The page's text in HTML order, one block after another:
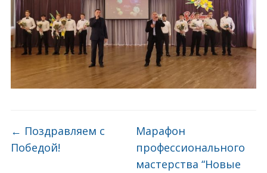
← Поздравляем с
Победой!
Марафон
профессионального
мастерства “️Новые